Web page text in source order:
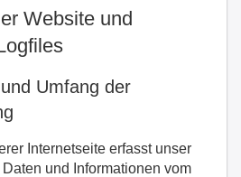
Website und
Umfang der
Internetseite erfasst unser
und Informationen vom